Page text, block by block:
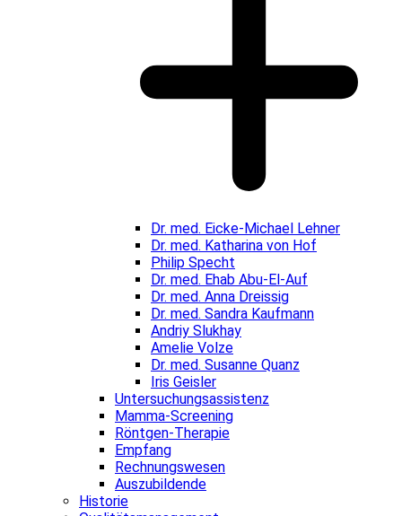
Dr. med. Eicke-Michael Lehner
Dr. med. Katharina von Hof
Philip Specht
Dr. med. Ehab Abu-El-Auf
Dr. med. Anna Dreissig
Dr. med. Sandra Kaufmann
Andriy Slukhay
Amelie Volze
Dr. med. Susanne Quanz
Iris Geisler
Untersuchungsassistenz
Mamma-Screening
Röntgen-Therapie
Empfang
Rechnungswesen
Auszubildende
Historie